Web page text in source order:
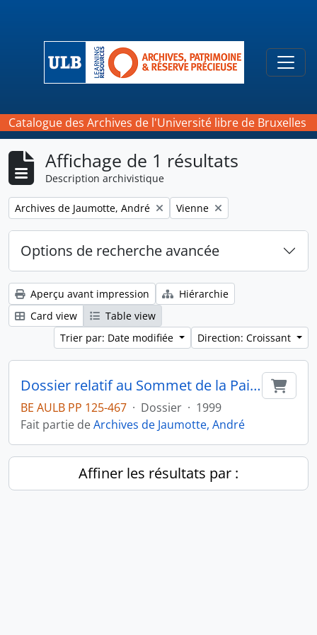
Catalogue des Archives de l'Université libre de Bruxelles
Affichage de 1 résultats
Description archivistique
Remove filter:
Archives de Jaumotte, André Remove filter:
Vienne
Options de recherche avancée
Aperçu avant impression
Hiérarchie
Card view
Table view
Trier par: Date modifiée
Direction: Croissant
Dossier relatif au Sommet de la Paix de Vienne
BE AULB PP 125-467 · Dossier · 1999
Fait partie deArchives de Jaumotte, André
Affiner les résultats par :